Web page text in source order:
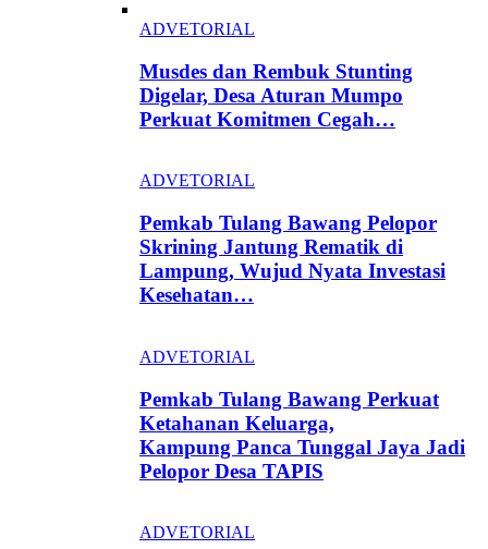
ADVETORIAL
Musdes dan Rembuk Stunting
Digelar, Desa Aturan Mumpo
Perkuat Komitmen Cegah…
ADVETORIAL
Pemkab Tulang Bawang Pelopor
Skrining Jantung Rematik di
Lampung, Wujud Nyata Investasi
Kesehatan…
ADVETORIAL
Pemkab Tulang Bawang Perkuat
Ketahanan Keluarga,
Kampung Panca Tunggal Jaya Jadi
Pelopor Desa TAPIS
ADVETORIAL